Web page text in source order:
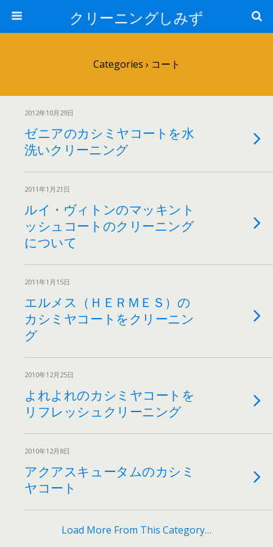
クリーニングしみず
Categories › コート
2012年10月29日
ゼニアのカシミヤコートを水
洗いクリーニング
2011年1月21日
ルイ・ヴィトンのマッキント
ッシュコートのクリーニング
について
2011年1月15日
エルメス（ＨＥＲＭＥＳ）の
カシミヤコートをクリーニン
グ
2010年12月25日
よれよれのカシミヤコートを
リフレッシュクリーニング
2010年12月8日
アクアスキュータムのカシミ
ヤコート
Load More From This Category…